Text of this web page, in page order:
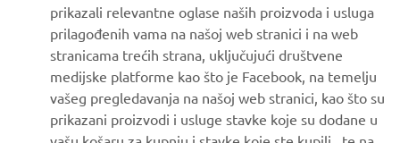
BILTEN
Budite prvi koji će saznati o najnovijim ponudama, posebnim
događajima, novim izdanjima i još mnogo toga
prikazali relevantne oglase naših proizvoda i usluga
prilagođenih vama na našoj web stranici i na web
stranicama trećih strana, uključujući društvene
medijske platforme kao što je Facebook, na temelju
vašeg pregledavanja na našoj web stranici, kao što su
prikazani proizvodi i usluge stavke koje su dodane u